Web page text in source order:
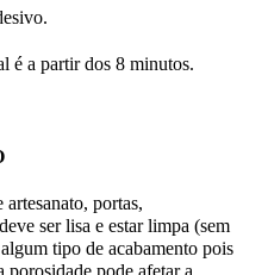
é a partir dos 8 minutos.
portas,
ser lisa e estar limpa (sem
tipo de acabamento pois
porosidade pode afetar a